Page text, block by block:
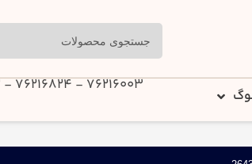
76216003 - 76216824 - 76219243 - 76219235